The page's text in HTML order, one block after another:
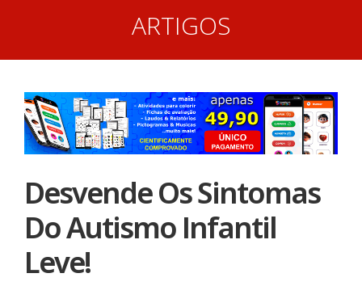
ARTIGOS
Desvende Os Sintomas
Do Autismo Infantil
Leve!